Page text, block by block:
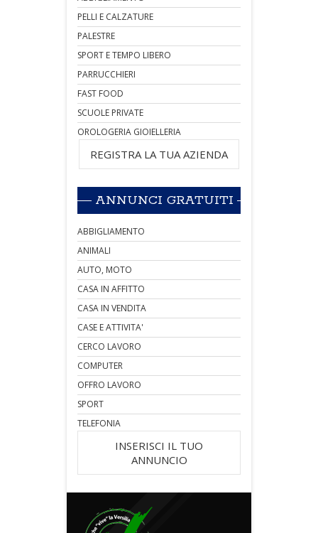
PELLI E CALZATURE
PALESTRE
SPORT E TEMPO LIBERO
PARRUCCHIERI
FAST FOOD
SCUOLE PRIVATE
OROLOGERIA GIOIELLERIA
REGISTRA LA TUA AZIENDA
ANNUNCI GRATUITI
ABBIGLIAMENTO
ANIMALI
AUTO, MOTO
CASA IN AFFITTO
CASA IN VENDITA
CASE E ATTIVITA'
CERCO LAVORO
COMPUTER
OFFRO LAVORO
SPORT
TELEFONIA
INSERISCI IL TUO
ANNUNCIO